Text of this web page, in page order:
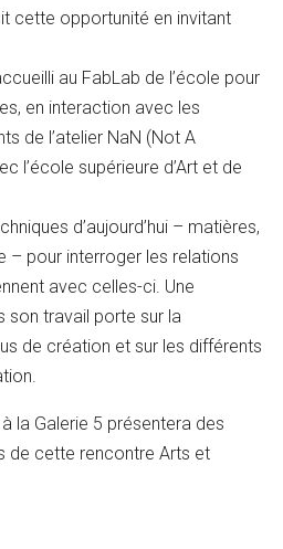
cette opportunité en invitant
au FabLab de l’école pour
en interaction avec les
de l’atelier NaN (Not A
l’école supérieure d’Art et de
d’aujourd’hui – matières,
– pour interroger les relations
avec celles-ci. Une
son travail porte sur la
de création et sur les différents
la Galerie 5 présentera des
de cette rencontre Arts et